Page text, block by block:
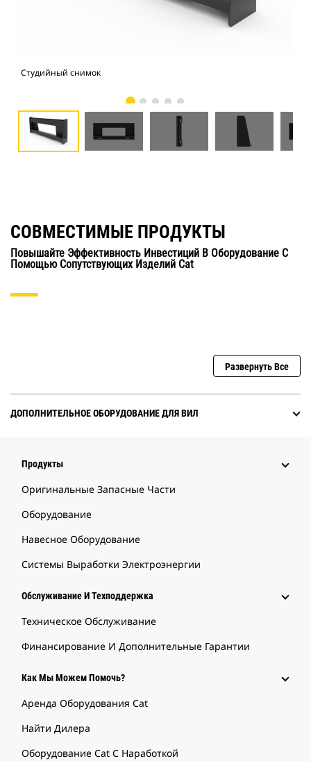
Студийный снимок
СОВМЕСТИМЫЕ ПРОДУКТЫ
Повышайте Эффективность Инвестиций В Оборудование С
Помощью Сопутствующих Изделий Cat
Развернуть Все
ДОПОЛНИТЕЛЬНОЕ ОБОРУДОВАНИЕ ДЛЯ ВИЛ
Продукты
Оригинальные Запасные Части
Оборудование
Навесное Оборудование
Системы Выработки Электроэнергии
Обслуживание И Техподдержка
Техническое Обслуживание
Финансирование И Дополнительные Гарантии
Как Мы Можем Помочь?
Аренда Оборудования Cat
Найти Дилера
Оборудование Cat С Наработкой